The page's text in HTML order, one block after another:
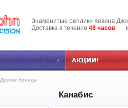
Знаменитые реплики Кевина
Доставка в течение 48 часов
Другие бренды
Канабис